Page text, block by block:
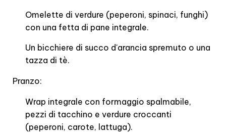
Omelette di verdure (peperoni, spinaci, funghi)
con una fetta di pane integrale.
Un bicchiere di succo d'arancia spremuto o una
tazza di tè.
Pranzo:
Wrap integrale con formaggio spalmabile,
pezzi di tacchino e verdure croccanti
(peperoni, carote, lattuga).